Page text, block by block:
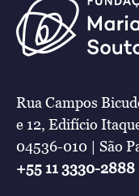
Rua Campos
e 12, Edifício
04536-010 | São
+55 11 3330-2888